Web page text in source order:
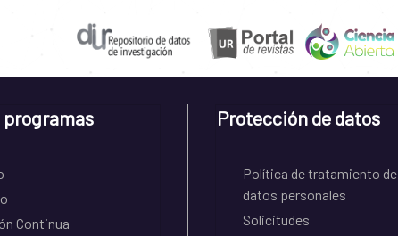
Continua
Protección de datos
Política de tratamiento de
datos personales
Solicitudes